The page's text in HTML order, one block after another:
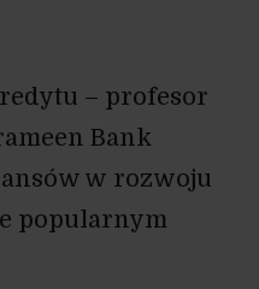
– profesor
Bank
w rozwoju
popularnym